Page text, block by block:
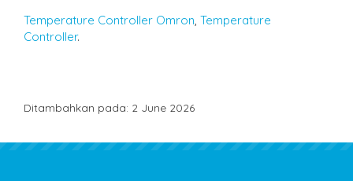
Temperature Controller Omron Temperature
Controller.
Ditambahkan pada: 2 June 2026